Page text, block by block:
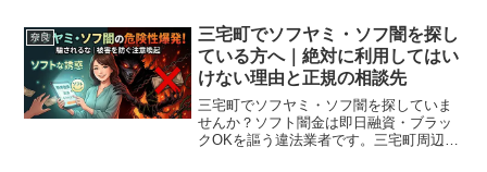
読みください。
奈良
三宅町でソフヤミ・ソフ闇を探し
ている方へ｜絶対に利用してはい
けない理由と正規の相談先
三宅町でソフヤミ・ソフ闇を探していま
せんか？ソフト闇金は即日融資・ブラッ
クOKを謳う違法業者です。三宅町周辺で